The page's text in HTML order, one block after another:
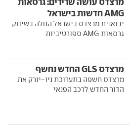
AMG חדשות בישראל
יבואנית מרצדס בישראל החלה בשיווק
גרסאות AMG ספורטיביות
מרצדס GLS החדש נחשף
מרצדס חשפה בתערוכת ניו-יורק את
הדור החדש לרכב הפנאי